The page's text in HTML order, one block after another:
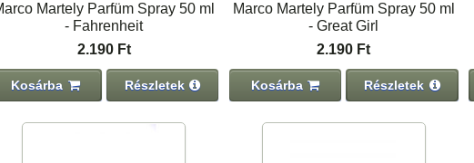
Martely Parfüm Spray 50 ml
- Fahrenheit
2.190 Ft
Kosárba Részletek
Marco Martely Parfüm Spray 50 ml
- Great Girl
2.190 Ft
Kosárba Részletek